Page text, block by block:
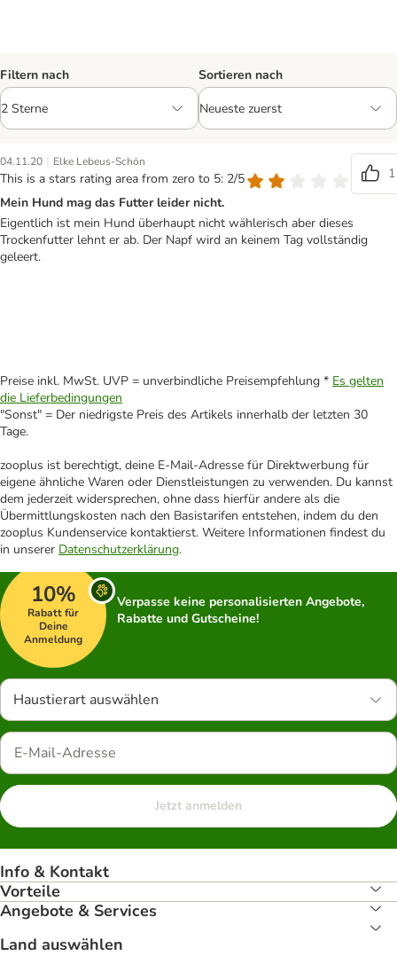
Filtern nach Sortieren nach
04.11.20 | Elke Lebeus-Schön
This is a stars rating area from zero to 5: 2/5
1
Mein Hund mag das Futter leider nicht.
Eigentlich ist mein Hund überhaupt nicht wählerisch aber dieses
Trockenfutter lehnt er ab. Der Napf wird an keinem Tag vollständig
geleert.
Preise inkl. MwSt. UVP = unverbindliche Preisempfehlung * Es gelten
die Lieferbedingungen
"Sonst" = Der niedrigste Preis des Artikels innerhalb der letzten 30
Tage.
zooplus ist berechtigt, deine E-Mail-Adresse für Direktwerbung für
eigene ähnliche Waren oder Dienstleistungen zu verwenden. Du kannst
dem jederzeit widersprechen, ohne dass hierfür andere als die
Übermittlungskosten nach den Basistarifen entstehen, indem du den
zooplus Kundenservice kontaktierst. Weitere Informationen findest du
in unserer Datenschutzerklärung.
10%
Rabatt für
Deine
Anmeldung
Verpasse keine personalisierten Angebote,
Rabatte und Gutscheine!
Haustierart auswählen
Jetzt anmelden
Info & Kontakt
Vorteile
Angebote & Services
Land auswählen